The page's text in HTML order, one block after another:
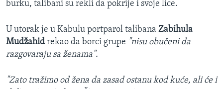
burku, talibani su rekli da pokrije i svoje lice.
U utorak je u Kabulu portparol talibana Zabihula
Mudžahid rekao da borci grupe "nisu obučeni da
razgovaraju sa ženama".
"Zato tražimo od žena da zasad ostanu kod kuće, ali će i